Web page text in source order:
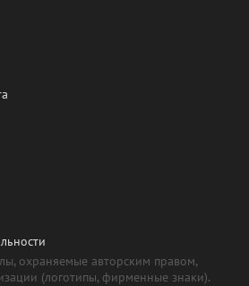
охраняемые авторским правом,
(логотипы, фирменные знаки).